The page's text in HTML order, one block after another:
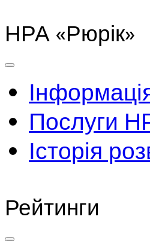
НРА «Рюрік»
Послуги
Історія
Рейтинги